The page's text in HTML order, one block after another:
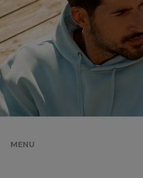
MENU